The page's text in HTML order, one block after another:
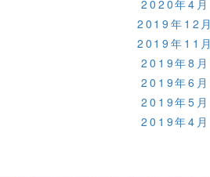
2020年4月
2019年12月
2019年11月
2019年8月
2019年6月
2019年5月
2019年4月